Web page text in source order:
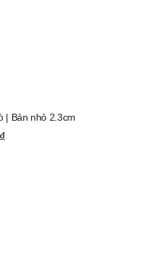
| Bản nhỏ 2.3cm
₫